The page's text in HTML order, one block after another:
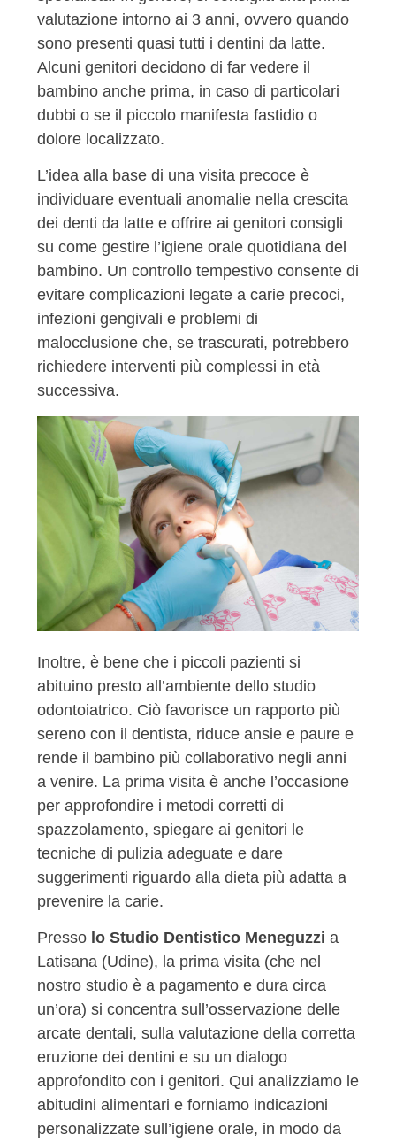
valutazione intorno ai 3 anni, ovvero quando
sono presenti quasi tutti i dentini da latte.
Alcuni genitori decidono di far vedere il
bambino anche prima, in caso di particolari
dubbi o se il piccolo manifesta fastidio o
dolore localizzato.
L’idea alla base di una visita precoce è
individuare eventuali anomalie nella crescita
dei denti da latte e offrire ai genitori consigli
su come gestire l’igiene orale quotidiana del
bambino. Un controllo tempestivo consente di
evitare complicazioni legate a carie precoci,
infezioni gengivali e problemi di
malocclusione che, se trascurati, potrebbero
richiedere interventi più complessi in età
successiva.
Inoltre, è bene che i piccoli pazienti si
abituino presto all’ambiente dello studio
odontoiatrico. Ciò favorisce un rapporto più
sereno con il dentista, riduce ansie e paure e
rende il bambino più collaborativo negli anni
a venire. La prima visita è anche l’occasione
per approfondire i metodi corretti di
spazzolamento, spiegare ai genitori le
tecniche di pulizia adeguate e dare
suggerimenti riguardo alla dieta più adatta a
prevenire la carie.
Presso lo Studio Dentistico Meneguzzi a
Latisana (Udine), la prima visita (che nel
nostro studio è a pagamento e dura circa
un’ora) si concentra sull’osservazione delle
arcate dentali, sulla valutazione della corretta
eruzione dei dentini e su un dialogo
approfondito con i genitori. Qui analizziamo le
abitudini alimentari e forniamo indicazioni
personalizzate sull’igiene orale, in modo da